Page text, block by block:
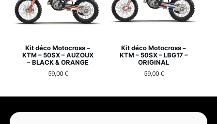
Kit déco Motocross –
KTM – 50SX – AUZOUX
– BLACK & ORANGE
59,00 €
Kit déco Motocross –
KTM – 50SX – LBG17 –
ORIGINAL
59,00 €